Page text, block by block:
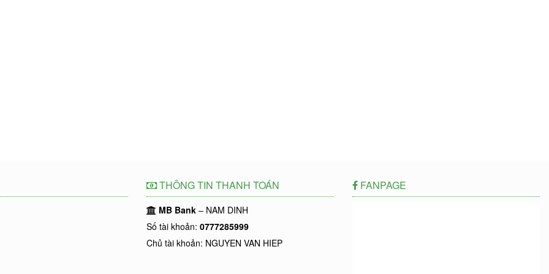
THÔNG TIN THANH TOÁN
MB Bank – NAM DINH
Số tài khoản: 0777285999
Chủ tài khoản: NGUYEN VAN HIEP
FANPAGE